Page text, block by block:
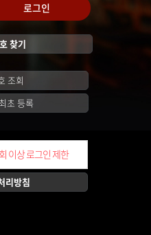
로그인
찾기
조회
초 등록
이상 로그인 제한
리방침